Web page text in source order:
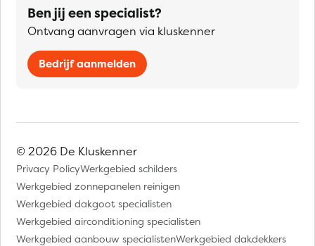
Ben jij een specialist?
Ontvang aanvragen via kluskenner
Bedrijf aanmelden
© 2026 De Kluskenner
Privacy PolicyWerkgebied schilders
Werkgebied zonnepanelen reinigen
Werkgebied dakgoot specialisten
Werkgebied airconditioning specialisten
Werkgebied aanbouw specialistenWerkgebied dakdekkers